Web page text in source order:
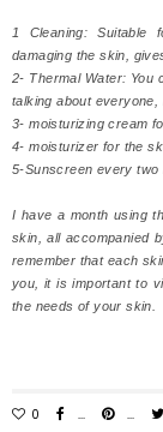
1 Cleaning: Suitable
damaging the skin,
2- Thermal Water: You
talking about
3- moisturizing cream
4- moisturizer for the
5-Sunscreen every two
I have a month using
skin, all accompanied
remember that each
you, it is important to
the needs of your skin.